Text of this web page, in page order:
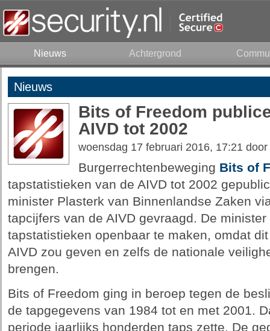
Nieuws Achtergrond
Nieuws
Bits of Freedom
AIVD tot 2002
woensdag 17 februari 2016, 17:21 door
Burgerrechtenbeweging Bits of
tapstatistieken van de AIVD tot 2002
minister Plasterk van Binnenlandse Zaken
tapcijfers van de AIVD gevraagd. De
tapstatistieken openbaar te maken, omdat
AIVD zou geven en zelfs de nationale
brengen.
Bits of Freedom ging in beroep tegen de
de tapgegevens van 1984 tot en met 2001.
periode jaarlijks honderden taps zette. De